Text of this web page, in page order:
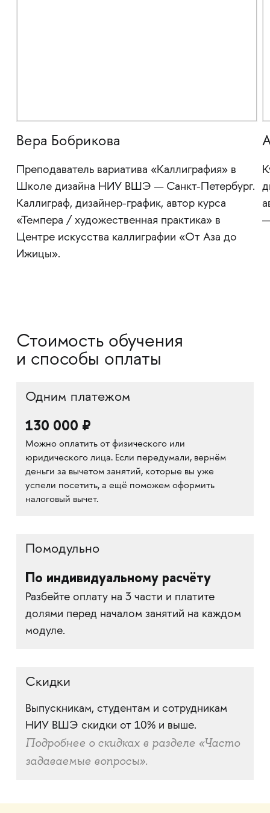
Вера Бобрикова
Преподаватель вариатива «Каллиграфия» в
Школе дизайна НИУ ВШЭ — Санкт-Петербург.
Каллиграф, дизайнер-график, автор курса
«Темпера / художественная практика» в
Центре искусства каллиграфии «От Аза до
Ижицы».
Стоимость обучения
и способы оплаты
Одним платежом
130 000 ₽
Можно оплатить от физического или
юридического лица. Если передумали, вернём
деньги за вычетом занятий, которые вы уже
успели посетить, а ещё поможем оформить
налоговый вычет.
Помодульно
По индивидуальному расчёту
Разбейте оплату на 3 части и платите
долями перед началом занятий на каждом
модуле.
Скидки
Выпускникам, студентам и сотрудникам
НИУ ВШЭ скидки от 10% и выше.
Подробнее о скидках в разделе «Часто
задаваемые вопросы».